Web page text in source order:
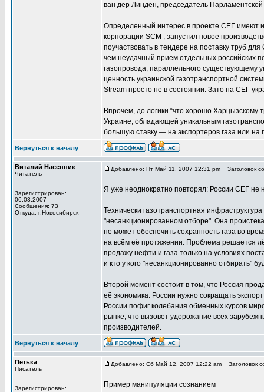
ван дер Линден, председатель
Определенный интерес в проекте СЕГ имеют
корпорации SCM , запустил новое
поучаствовать в тендере на поставку труб
чем неудачный прием отдельных российских
газопровода, параллельного существующему
ценность украинской газотранспортной
Stream просто не в состоянии. Зато на СЕГ
Впрочем, до логики “что хорошо
Украине, обладающей уникальным
большую ставку — на экспортеров газа или на
Вернуться к началу
Виталий Насенник
Читатель
Зарегистрирован:
06.03.2007
Сообщения: 73
Откуда: г.Новосибирск
Добавлено: Пт Май 11, 2007 12:31 pm Заголовок
Я уже неоднократно повторял: России СЕГ не
Технически газотранспортная
"несанкционированном отборе". Она
не может обеспечить сохранность газа во
на всём её протяжении. Проблема решается
продажу нефти и газа только на условиях
и кто у кого "несанкционированно отбирать"
Второй момент состоит в том, что Россия
её экономика. России нужно сокращать
России пофиг колебания обменных курсов
рынке, что вызовет удорожание всех
производителей.
Вернуться к началу
Петька
Писатель
Зарегистрирован:
Добавлено: Сб Май 12, 2007 12:22 am Заголовок
Пример манипуляции сознанием